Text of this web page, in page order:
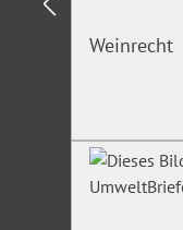
Weinrecht